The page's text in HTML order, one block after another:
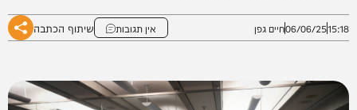
15:18
06/06/25חיים גפן אין תגובות שיתוף הכתבה